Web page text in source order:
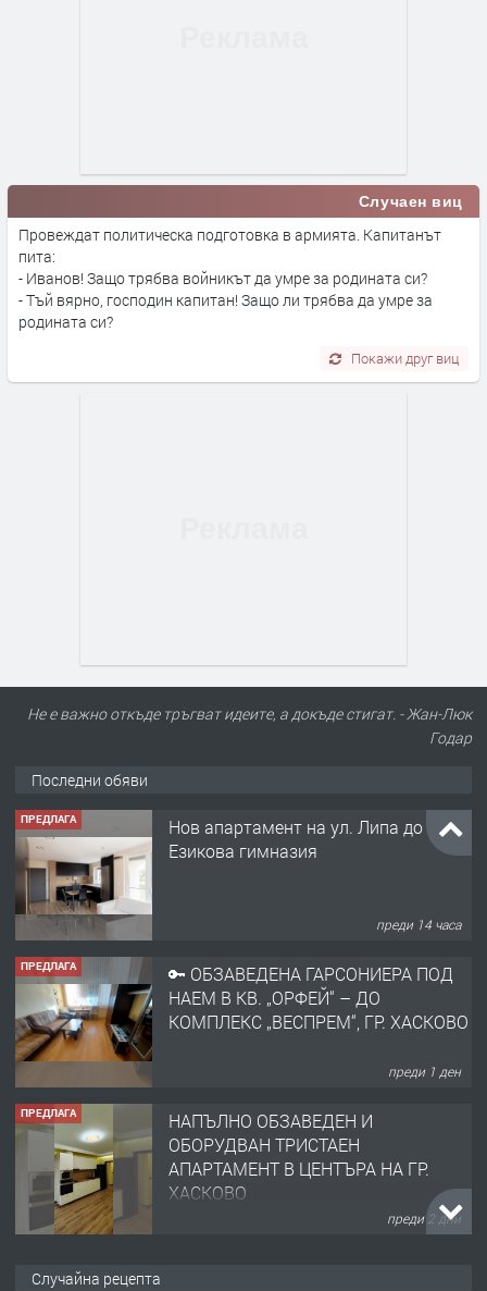
Случаен виц
Провеждат политическа подготовка в армията. Капитанът
пита:
- Иванов! Защо трябва войникът да умре за родината си?
- Тъй вярно, господин капитан! Защо ли трябва да умре за
родината си?
Покажи друг виц
Не е важно откъде тръгват идеите, а докъде стигат. - Жан-Люк
Годар
Последни обяви
ПРЕДЛАГА
Нов апартамент на ул. Липа до
Езикова гимназия
преди 14 часа
ПРЕДЛАГА
🔑 ОБЗАВЕДЕНА ГАРСОНИЕРА ПОД
НАЕМ В КВ. „ОРФЕЙ“ – ДО
КОМПЛЕКС „ВЕСПРЕМ“, ГР. ХАСКОВО
преди 1 ден
ПРЕДЛАГА
НАПЪЛНО ОБЗАВЕДЕН И
ОБОРУДВАН ТРИСТАЕН
АПАРТАМЕНТ В ЦЕНТЪРА НА ГР.
ХАСКОВО
преди 2 дни
Случайна рецепта